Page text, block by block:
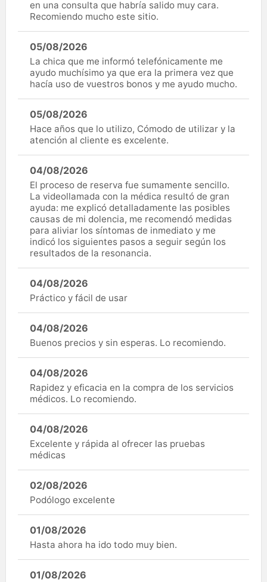
en una consulta que habría salido muy cara.
Recomiendo mucho este sitio.
05/08/2026
La chica que me informó telefónicamente me
ayudo muchísimo ya que era la primera vez que
hacía uso de vuestros bonos y me ayudo mucho.
05/08/2026
Hace años que lo utilizo, Cómodo de utilizar y la
atención al cliente es excelente.
04/08/2026
El proceso de reserva fue sumamente sencillo.
La videollamada con la médica resultó de gran
ayuda: me explicó detalladamente las posibles
causas de mi dolencia, me recomendó medidas
para aliviar los síntomas de inmediato y me
indicó los siguientes pasos a seguir según los
resultados de la resonancia.
04/08/2026
Práctico y fácil de usar
04/08/2026
Buenos precios y sin esperas. Lo recomiendo.
04/08/2026
Rapidez y eficacia en la compra de los servicios
médicos. Lo recomiendo.
04/08/2026
Excelente y rápida al ofrecer las pruebas
médicas
02/08/2026
Podólogo excelente
01/08/2026
Hasta ahora ha ido todo muy bien.
01/08/2026